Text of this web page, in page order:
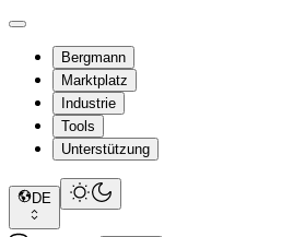
Bergmann
Marktplatz
Industrie
Tools
Unterstützung
DE